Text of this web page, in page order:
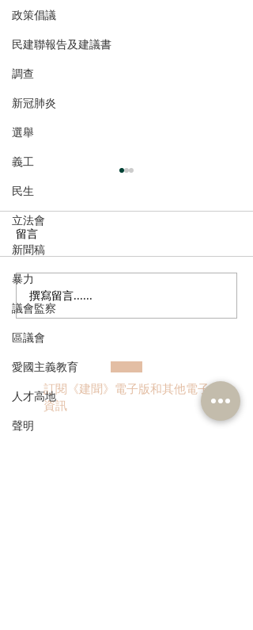
政策倡議
民建聯報告及建議書
調查
新冠肺炎
選舉
義工
民生
立法會
新聞稿
暴力
議會監察
區議會
愛國主義教育
人才高地
聲明
港區全國人大常委會委員
李慧琼：熱烈歡迎全國人
大常委會通過《關於授權
香港特別行政區對皇崗口
岸港方口岸及相關延伸區
實施管轄的議案》，為“十
五五”開局注入灣區融合新
留言
撰寫留言......
訂閱《建聞》電子版和其他電子
資訊